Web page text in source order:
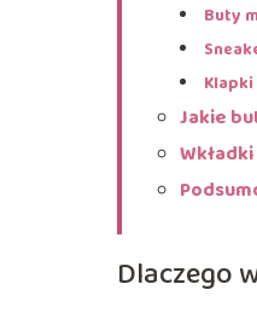
Buty
Klapki
Jakie
Dlaczego